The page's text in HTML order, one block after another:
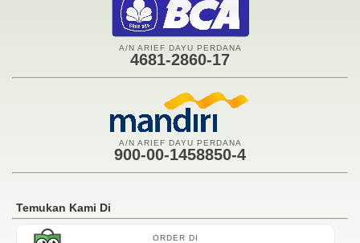
A/N ARIEF DAYU PERDANA
4681-2860-17
A/N ARIEF DAYU PERDANA
900-00-1458850-4
Temukan Kami Di
ORDER DI